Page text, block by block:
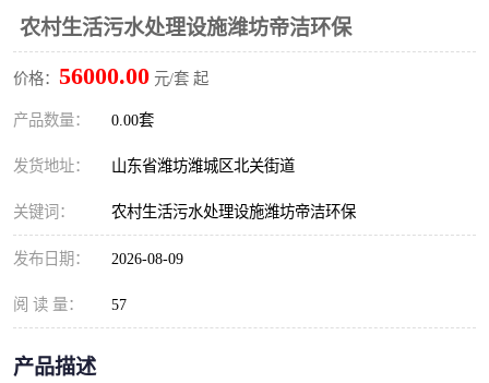
农村生活污水处理设施潍坊帝洁环保
价格： 56000.00 元/套 起
产品数量： 0.00套
发货地址： 山东省潍坊潍城区北关街道
关键词： 农村生活污水处理设施潍坊帝洁环保
发布日期： 2026-08-09
阅 读 量： 57
产品描述
备
疾控中心一体化设备处理 一体化净北槽污水处理设
餐具消毒污水处理设备
塑料编织袋一体化污水处
理设备
养老院污水处理一体化设
整形医院污水处理设备
酿酒厂一体化污水处理设
备
生活一体化污水处理设备